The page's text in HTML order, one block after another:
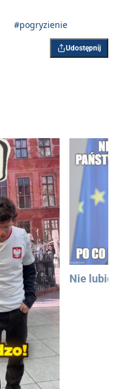
#pogryzienie
Udostępnij
Nie lubię